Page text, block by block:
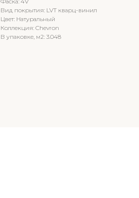
Вид покрытия: LVT кварц-винил
Цвет: Натуральный
Коллекция: Chevron
В упаковке, м2: 3.048